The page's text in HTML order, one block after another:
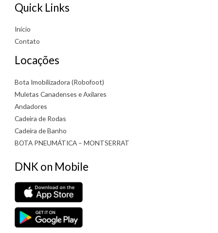
Quick Links
Início
Contato
Locações
Bota Imobilizadora (Robofoot)
Muletas Canadenses e Axilares
Andadores
Cadeira de Rodas
Cadeira de Banho
BOTA PNEUMÁTICA – MONTSERRAT
DNK on Mobile